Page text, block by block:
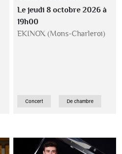
Le jeudi 8 octobre 2026 à
19h00
EKINOX (Mons-Charleroi)
Concert De chambre